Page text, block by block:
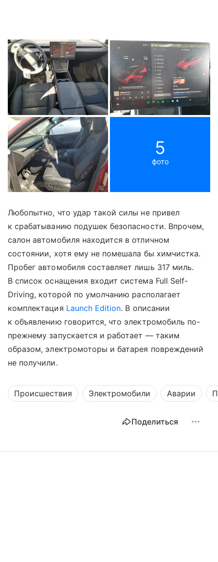
5
фото
Любопытно, что удар такой силы не привел
к срабатыванию подушек безопасности. Впрочем,
салон автомобиля находится в отличном
состоянии, хотя ему не помешала бы химчистка.
Пробег автомобиля составляет лишь 317 миль.
В список оснащения входит система Full Self-
Driving, которой по умолчанию располагает
комплектация Launch Edition. В описании
к объявлению говорится, что электромобиль по-
прежнему запускается и работает — таким
образом, электромоторы и батарея повреждений
не получили.
Происшествия Электромобили Аварии
Поделиться